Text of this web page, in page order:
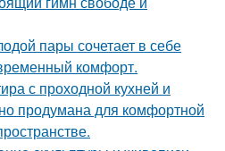
пары сочетает в себе
комфорт.
с проходной кухней и
продумана для комфортной